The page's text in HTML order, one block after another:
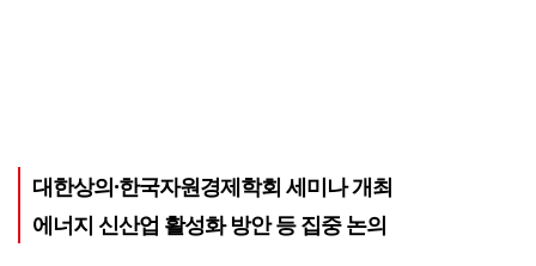
대한상의·한국자원경제학회 세미나 개최
에너지 신산업 활성화 방안 등 집중 논의